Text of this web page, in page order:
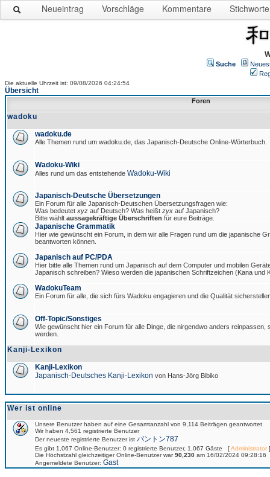
Neueintrag Vorschläge Kommentare Stichworte
Suche
Die aktuelle Uhrzeit ist: 09/08/2026 04:24:54
Übersicht
Foren
wadoku
wadoku.de
Alle Themen rund um wadoku.de, das Japanisch-Deutsche Online-Wörterbuch.
Wadoku-Wiki
Alles rund um das entstehende Wadoku-Wiki
Japanisch-Deutsche Übersetzungen
Ein Forum für alle Japanisch-Deutschen Übersetzungsfragen wie:
Was bedeutet xyz auf Deutsch? Was heißt zyx auf Japanisch?
Bitte wählt aussagekräftige Überschriften für eure Beiträge.
Japanische Grammatik
Hier wie gewünscht ein Forum, in dem wir alle Fragen rund um die japanische
beantworten können.
Japanisch auf PC/PDA
Hier bitte alle Themen rund um Japanisch auf dem Computer und mobilen
Japanisch schreiben? Wieso werden die japanischen Schriftzeichen (Kana und
WadokuTeam
Ein Forum für alle, die sich fürs Wadoku engagieren und die Qualität
Off-Topic/Sonstiges
Wie gewünscht hier ein Forum für alle Dinge, die nirgendwo anders reinpassen,
werden.
Kanji-Lexikon
Kanji-Lexikon
Japanisch-Deutsches Kanji-Lexikon von Hans-Jörg Bibiko
Wer ist online
Unsere Benutzer haben auf eine Gesamtanzahl von 9,114 Beiträgen geantwortet
Wir haben 4,561 registrierte Benutzer
Der neueste registrierte Benutzer ist パントン787
Es gibt 1,067 Online-Benutzer: 0 registrierte Benutzer, 1,067 Gäste [Administrator
Die Höchstzahl gleichzeitiger Online-Benutzer war90,230 am 16/02/2024 09:28:16
Angemeldete Benutzer: Gast